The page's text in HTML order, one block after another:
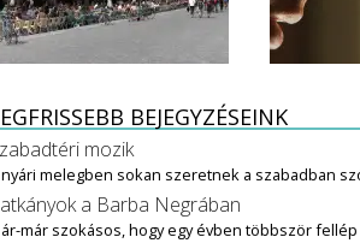
BEJEGYZÉSEINK
mozik
melegben sokan szeretnek a szabadban
a Barba Negrában
már szokásos, hogy egy évben többször